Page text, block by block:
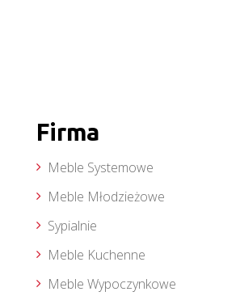
Firma
Meble Systemowe
Meble Młodzieżowe
Sypialnie
Meble Kuchenne
Meble Wypoczynkowe